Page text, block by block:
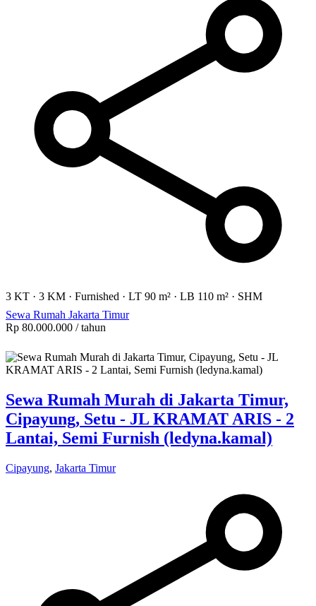
3 KT · 3 KM · Furnished · LT 90 m² · LB 110 m² · SHM
Sewa Rumah Jakarta Timur
Rp 80.000.000 / tahun
Sewa Rumah Murah di Jakarta Timur,
Cipayung, Setu - JL KRAMAT ARIS - 2
Lantai, Semi Furnish (ledyna.kamal)
Cipayung, Jakarta Timur